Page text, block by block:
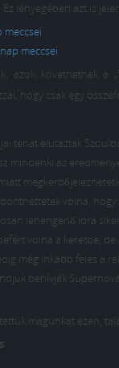
lényegében azt is
meccsei
meccsei
azok követhetnek a
hogy csak egy
tehát elutaztak
mindenki az
volna,
lehengerlő Idra
volna a keretbe,
még inkább feles a
behívják
magunkat ezen,